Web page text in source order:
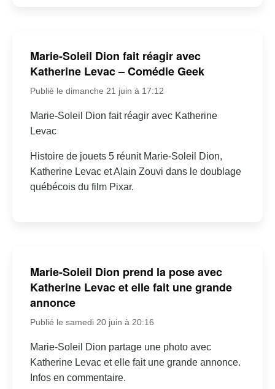
Marie-Soleil Dion fait réagir avec
Katherine Levac – Comédie Geek
Publié le dimanche 21 juin à 17:12
Marie-Soleil Dion fait réagir avec Katherine
Levac
Histoire de jouets 5 réunit Marie-Soleil Dion,
Katherine Levac et Alain Zouvi dans le doublage
québécois du film Pixar.
Marie-Soleil Dion prend la pose avec
Katherine Levac et elle fait une grande
annonce
Publié le samedi 20 juin à 20:16
Marie-Soleil Dion partage une photo avec
Katherine Levac et elle fait une grande annonce.
Infos en commentaire.